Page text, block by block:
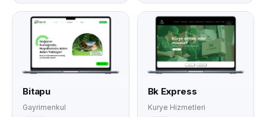
Bitapu
Gayrimenkul
Bk Express
Kurye Hizmetleri